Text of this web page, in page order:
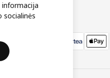
socialinės